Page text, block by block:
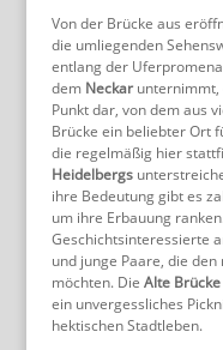
Von der Brücke aus
die umliegenden
entlang der
dem Neckarunternimmt,
Punkt dar, von dem aus
Brücke ein beliebter Ort
die regelmäßig hier
Heidelbergs
ihre Bedeutung gibt es
um ihre Erbauung
Geschichtsinteressierte
und junge Paare, die
möchten. Die Alte Brücke
ein unvergessliches
hektischen Stadtleben.